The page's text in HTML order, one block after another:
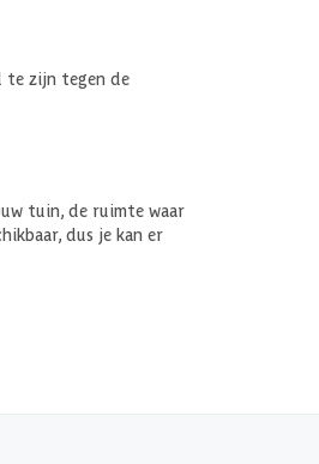
te zijn tegen de
tuin, de ruimte waar
dus je kan er